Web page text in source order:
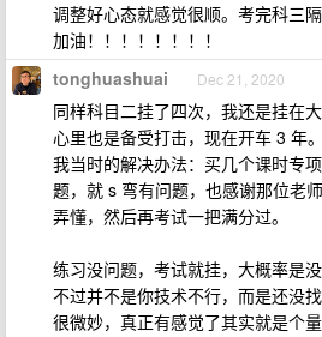
调整好心态就感觉很顺。考完科三
加油！！！！！！！！
tonghuashuai Dec 21, 2020
同样科目二挂了四次，我还是挂在
心里也是备受打击，现在开车 3 年。
我当时的解决办法：买几个课时专
题，就 s 弯有问题，也感谢那位老
弄懂，然后再考试一把满分过。
练习没问题，考试就挂，大概率是
不过并不是你技术不行，而是还没
很微妙，真正有感觉了其实就是个